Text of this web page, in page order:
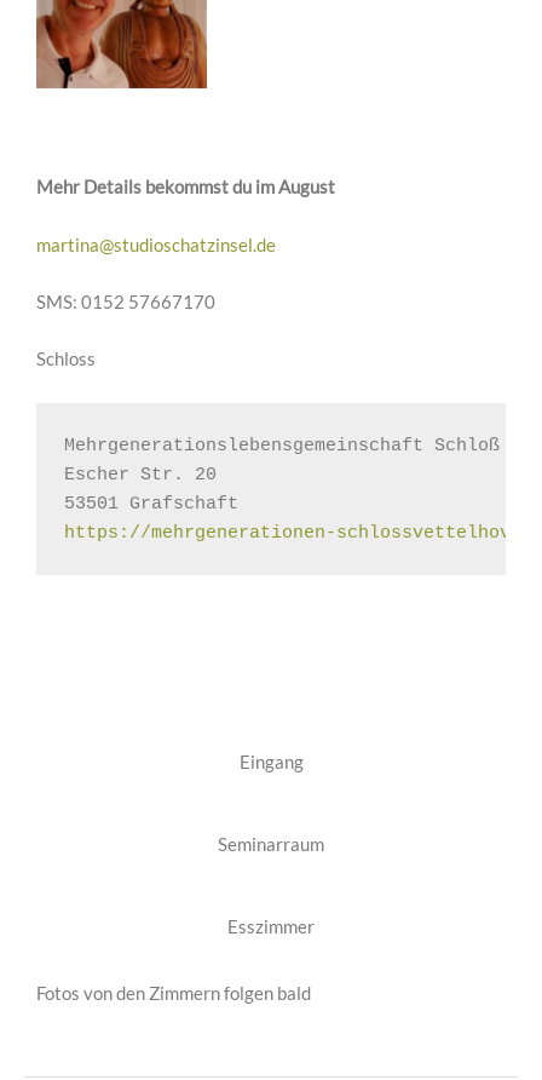
Mehr Details bekommst du im August
martina@studioschatzinsel.de
SMS: 0152 57667170
Schloss
Mehrgenerationslebensgemeinschaft Schloß
Escher Str. 20
53501 Grafschaft
https://mehrgenerationen-
Eingang
Seminarraum
Esszimmer
Fotos von den Zimmern folgen bald